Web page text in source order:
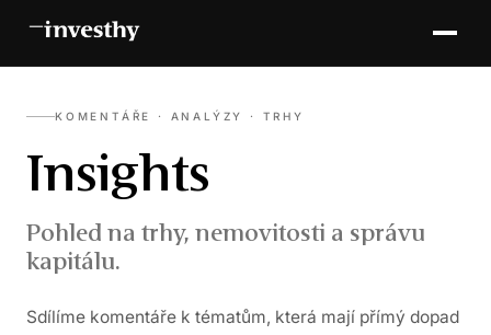
KOMENTÁŘE · ANALÝZY · TRHY
Insights
Pohled na trhy, nemovitosti a správu
kapitálu.
Sdílíme komentáře k tématům, která mají přímý dopad